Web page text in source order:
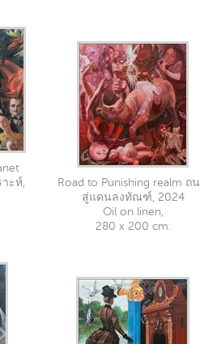
ะห์,
Road to Punishing realm ถ
สู่แดนลงทัณฑ์, 2024
Oil on linen,
280 x 200 cm.